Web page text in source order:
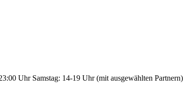
Uhr Samstag: 14-19 Uhr (mit ausgewählten